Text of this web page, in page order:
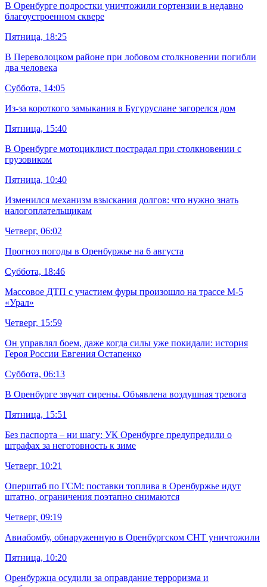
В Оренбурге подростки уничтожили гортензии в недавно
благоустроенном сквере
Пятница, 18:25
В Переволоцком районе при лобовом столкновении погибли
два человека
Суббота, 14:05
Из-за короткого замыкания в Бугуруслане загорелся дом
Пятница, 15:40
В Оренбурге мотоциклист пострадал при столкновении с
грузовиком
Пятница, 10:40
Изменился механизм взыскания долгов: что нужно знать
налогоплательщикам
Четверг, 06:02
Прогноз погоды в Оренбуржье на 6 августа
Суббота, 18:46
Массовое ДТП с участием фуры произошло на трассе М-5
«Урал»
Четверг, 15:59
Он управлял боем, даже когда силы уже покидали: история
Героя России Евгения Остапенко
Суббота, 06:13
В Оренбурге звучат сирены. Объявлена воздушная тревога
Пятница, 15:51
Без паспорта – ни шагу: УК Оренбурге предупредили о
штрафах за неготовность к зиме
Четверг, 10:21
Оперштаб по ГСМ: поставки топлива в Оренбуржье идут
штатно, ограничения поэтапно снимаются
Четверг, 09:19
Авиабомбу, обнаруженную в Оренбургском СНТ уничтожили
Пятница, 10:20
Оренбуржца осудили за оправдание терроризма и